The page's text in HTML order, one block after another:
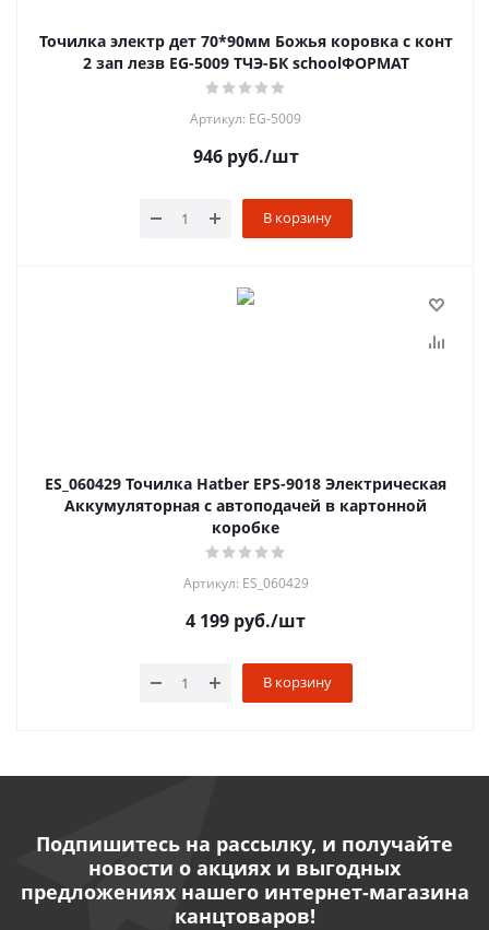
Точилка электр дет 70*90мм Божья коровка с конт
2 зап лезв EG-5009 ТЧЭ-БК schoolФОРМАТ
Артикул: EG-5009
946руб./шт
В корзину
ES_060429 Точилка Hatber EPS-9018 Электрическая
Аккумуляторная с автоподачей в картонной
коробке
Артикул: ES_060429
4 199 руб./шт
В корзину
Подпишитесь на рассылку, и получайте
новости о акциях и выгодных
предложениях нашего интернет-магазина
канцтоваров!